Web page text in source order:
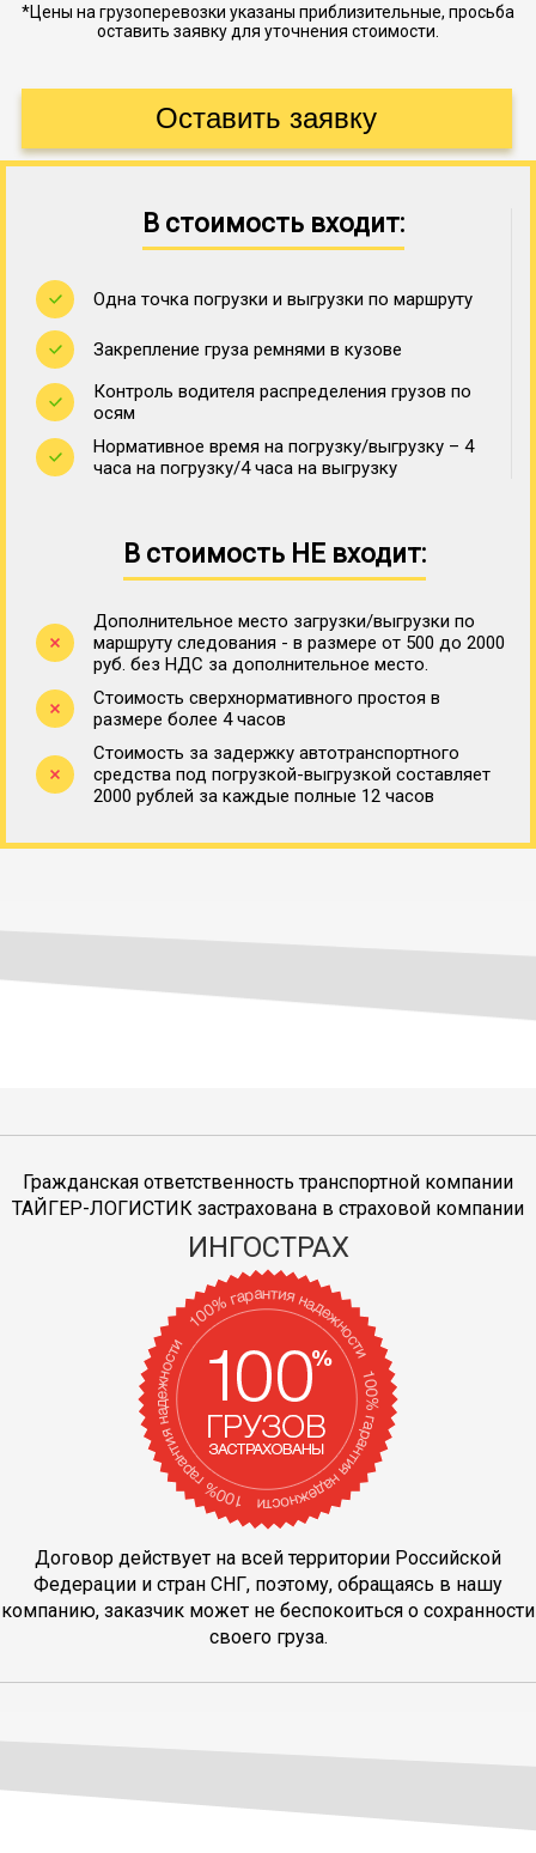
*Цены на грузоперевозки указаны приблизительные, просьба
оставить заявку для уточнения стоимости.
В стоимость входит:
Одна точка погрузки и выгрузки по маршруту
Закрепление груза ремнями в кузове
Контроль водителя распределения грузов по
осям
Нормативное время на погрузку/выгрузку – 4
часа на погрузку/4 часа на выгрузку
В стоимость НЕ входит:
Дополнительное место загрузки/выгрузки по
маршруту следования - в размере от 500 до 2000
руб. без НДС за дополнительное место.
Стоимость сверхнормативного простоя в
размере более 4 часов
Стоимость за задержку автотранспортного
средства под погрузкой-выгрузкой составляет
2000 рублей за каждые полные 12 часов
Гражданская ответственность транспортной компании
ТАЙГЕР-ЛОГИСТИК застрахована в страховой компании
ИНГОСТРАХ
Договор действует на всей территории Российской
Федерации и стран СНГ, поэтому, обращаясь в нашу
компанию, заказчик может не беспокоиться о сохранности
своего груза.